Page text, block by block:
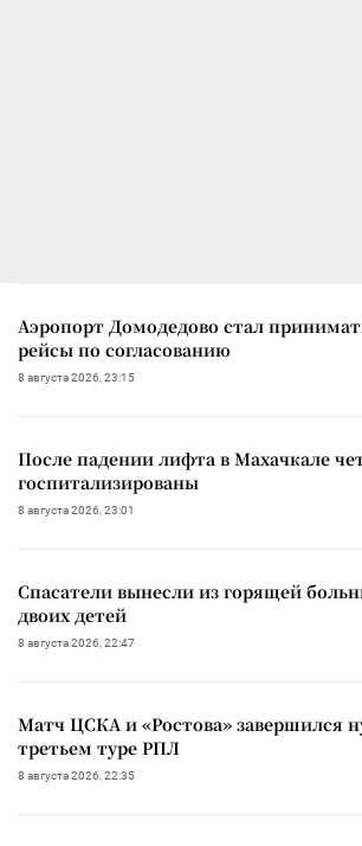
Аэропорт Домодедово стал
рейсы по согласованию
8 августа 2026, 23:15
После падении лифта в Махачкале
госпитализированы
8 августа 2026, 23:01
Спасатели вынесли из горящей
двоих детей
8 августа 2026, 22:47
Матч ЦСКА и «Ростова» завершился
третьем туре РПЛ
8 августа 2026, 22:35